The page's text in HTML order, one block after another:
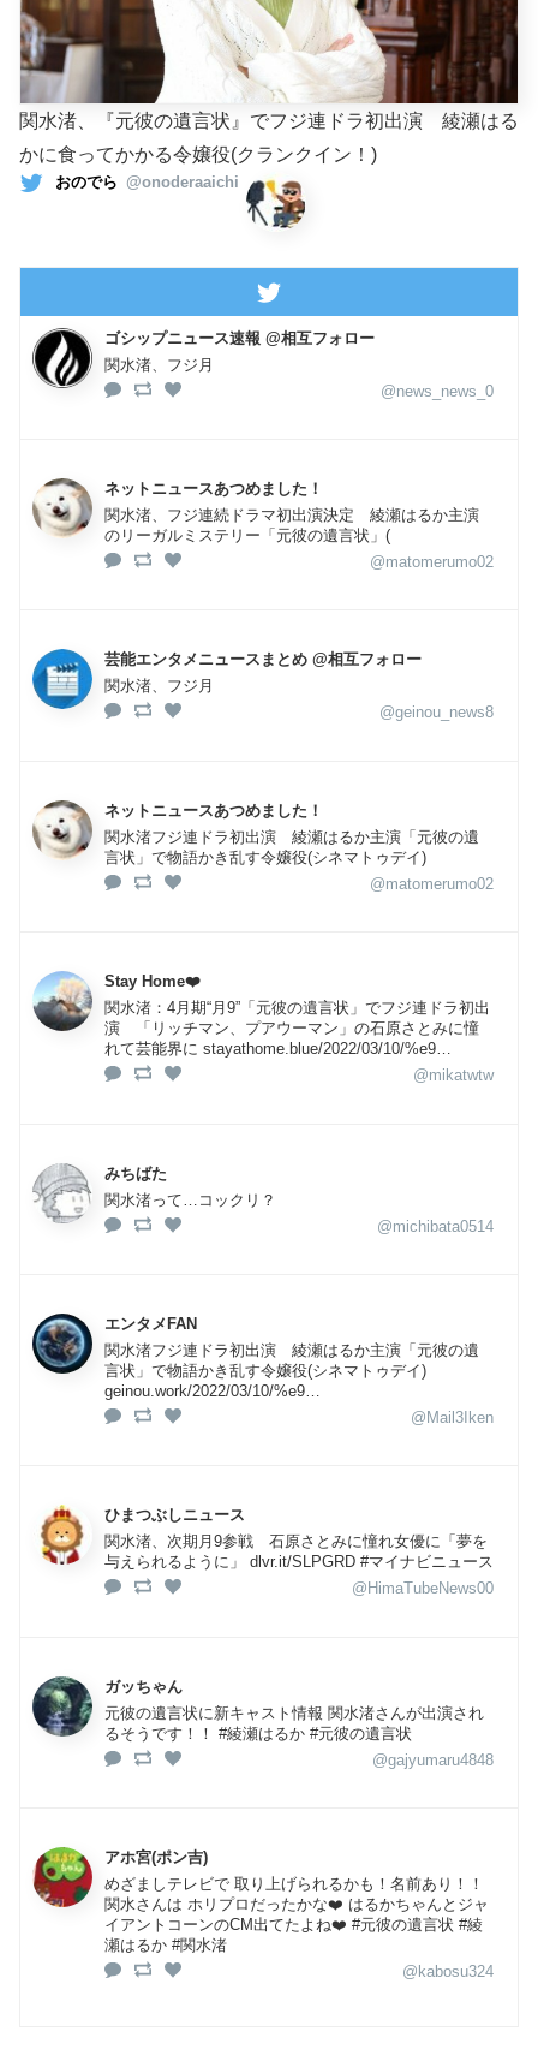
関水渚、『元彼の遺言状』でフジ連ドラ初出演 綾瀬はる
かに食ってかかる令嬢役(クランクイン！)
おのでら @onoderaaichi
ゴシップニュース速報 @相互フォロー
関水渚、フジ月
@news_news_0
ネットニュースあつめました！
関水渚、フジ連続ドラマ初出演決定 綾瀬はるか主演
のリーガルミステリー「元彼の遺言状」(
@matomerumo02
芸能エンタメニュースまとめ @相互フォロー
関水渚、フジ月
@geinou_news8
ネットニュースあつめました！
関水渚フジ連ドラ初出演 綾瀬はるか主演「元彼の遺
言状」で物語かき乱す令嬢役(シネマトゥデイ)
@matomerumo02
Stay Home❤️
関水渚：4月期“月9”「元彼の遺言状」でフジ連ドラ初出
演 「リッチマン、プアウーマン」の石原さとみに憧
れて芸能界に stayathome.blue/2022/03/10/%e9…
@mikatwtw
みちばた
関水渚って…コックリ？
@michibata0514
エンタメFAN
関水渚フジ連ドラ初出演 綾瀬はるか主演「元彼の遺
言状」で物語かき乱す令嬢役(シネマトゥデイ)
geinou.work/2022/03/10/%e9…
@Mail3Iken
ひまつぶしニュース
関水渚、次期月9参戦 石原さとみに憧れ女優に「夢を
与えられるように」 dlvr.it/SLPGRD #マイナビニュース
@HimaTubeNews00
ガッちゃん
元彼の遺言状に新キャスト情報 関水渚さんが出演され
るそうです！！ #綾瀬はるか #元彼の遺言状
@gajyumaru4848
アホ宮(ポン吉)
めざましテレビで 取り上げられるかも！名前あり！！
関水さんは ホリプロだったかな❤️ はるかちゃんとジャ
イアントコーンのCM出てたよね❤️ #元彼の遺言状 #綾
瀬はるか #関水渚
@kabosu324